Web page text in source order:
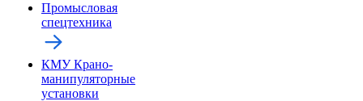
Промысловая
спецтехника
КМУ Крано-
манипуляторные
установки